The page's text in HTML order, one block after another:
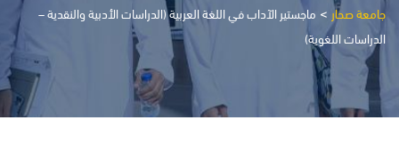
جامعة صحار > ماجستير الآداب في اللغة العربية (الدراسات الأدبية والنقدية –
الدراسات اللغوية)